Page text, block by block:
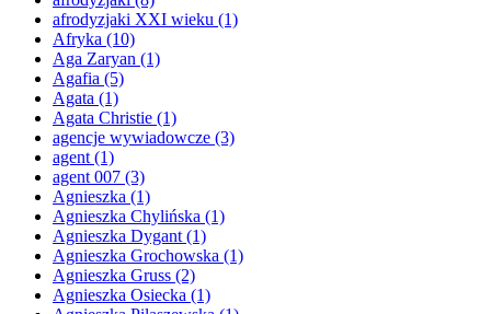
afrodyzjaki XXI wieku (1)
Afryka (10)
Aga Zaryan (1)
Agafia (5)
Agata (1)
Agata Christie (1)
agencje wywiadowcze (3)
agent (1)
agent 007 (3)
Agnieszka (1)
Agnieszka Chylińska (1)
Agnieszka Dygant (1)
Agnieszka Grochowska (1)
Agnieszka Gruss (2)
Agnieszka Osiecka (1)